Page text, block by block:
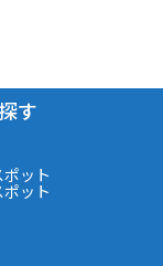
す
ット
ット